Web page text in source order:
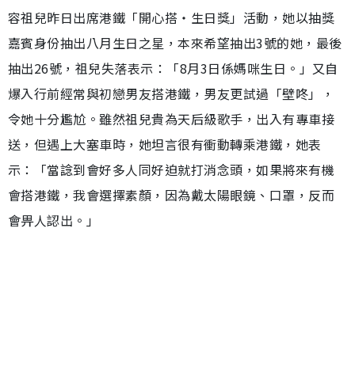
容祖兒昨日出席港鐵「開心搭‧生日獎」活動，她以抽獎
嘉賓身份抽出八月生日之星，本來希望抽出3號的她，最後
抽出26號，祖兒失落表示：「8月3日係媽咪生日。」又自
爆入行前經常與初戀男友搭港鐵，男友更試過「壁咚」，
令她十分尷尬。雖然祖兒貴為天后級歌手，出入有專車接
送，但遇上大塞車時，她坦言很有衝動轉乘港鐵，她表
示：「當諗到會好多人同好迫就打消念頭，如果將來有機
會搭港鐵，我會選擇素顏，因為戴太陽眼鏡、口罩，反而
會畀人認出。」